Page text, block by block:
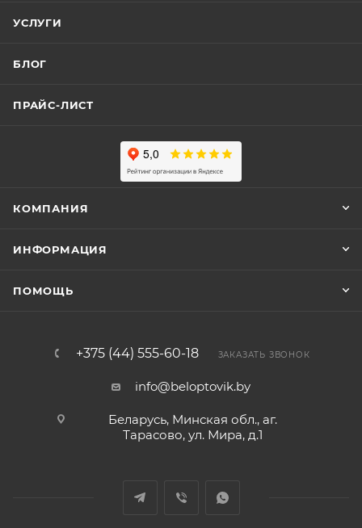
УСЛУГИ
БЛОГ
ПРАЙС-ЛИСТ
КОМПАНИЯ
ИНФОРМАЦИЯ
ПОМОЩЬ
+375 (44) 555-60-18 ЗАКАЗАТЬ ЗВОНОК
info@beloptovik.by
Беларусь, Минская обл., аг.
Тарасово, ул. Мира, д.1